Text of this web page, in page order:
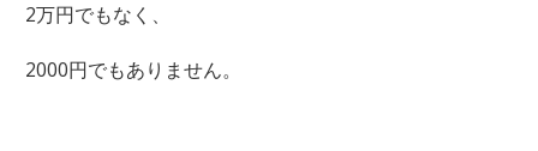
2万円でもなく、
2000円でもありません。